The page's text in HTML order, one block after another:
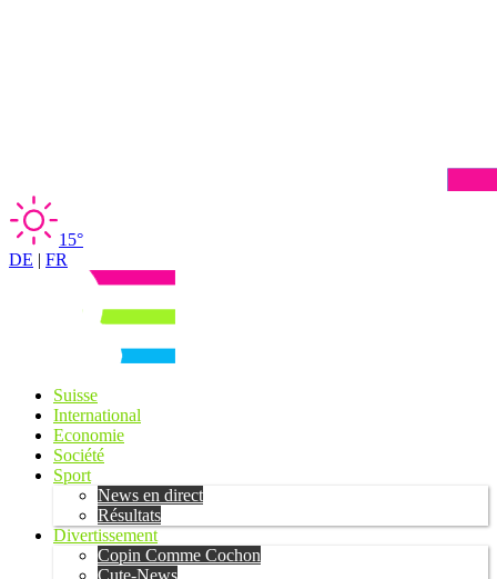
15°
DE | FR
Suisse
International
Economie
Société
Sport
News en direct
Résultats
Divertissement
Copin Comme Cochon
Cute-News